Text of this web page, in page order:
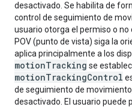
desactivado. Se habilita de
control de seguimiento de
usuario otorga el permiso o no
POV (punto de vista) siga la
aplica principalmente a los
motionTracking se
motionTrackingControl
de seguimiento de
desactivado. El usuario puede